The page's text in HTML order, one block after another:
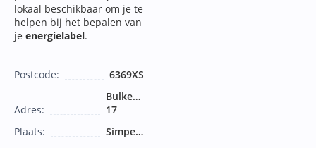
lokaal beschikbaar om je te
helpen bij het bepalen van
je energielabel.
Postcode: 6369XS
Adres:
Bulkemstraat
17
Plaats:
Simpelveld